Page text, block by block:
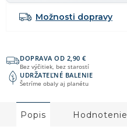
Možnosti dopravy
DOPRAVA OD 2,90 €
Bez výčitiek, bez starostí
UDRŽATEĽNÉ BALENIE
Šetríme obaly aj planétu
Popis Hodnotenie